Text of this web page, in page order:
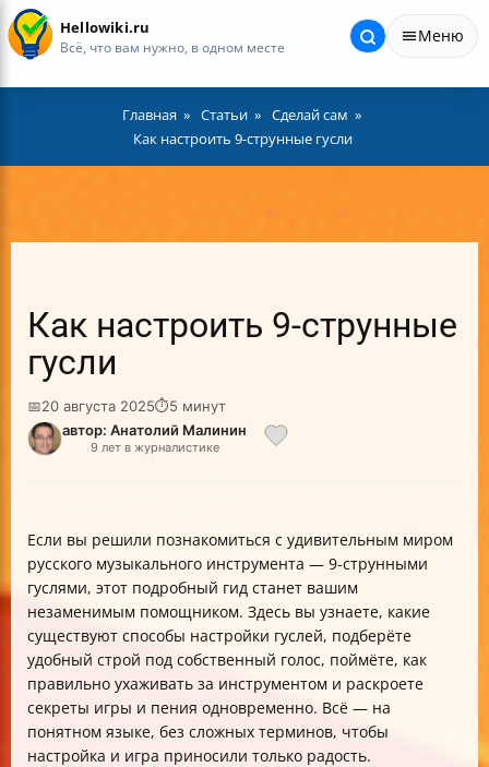
Hellowiki.ru
Всё, что вам нужно, в одном месте
Меню
Главная Статьи
Сделай сам
Как настроить 9-струнные гусли
Как настроить 9-струнные
гусли
📅20 августа 2025⏱5 минут
автор: Анатолий Малинин
9 лет в журналистике
Если вы решили познакомиться с удивительным миром
русского музыкального инструмента — 9-струнными
гуслями, этот подробный гид станет вашим
незаменимым помощником. Здесь вы узнаете, какие
существуют способы настройки гуслей, подберёте
удобный строй под собственный голос, поймёте, как
правильно ухаживать за инструментом и раскроете
секреты игры и пения одновременно. Всё — на
понятном языке, без сложных терминов, чтобы
настройка и игра приносили только радость.